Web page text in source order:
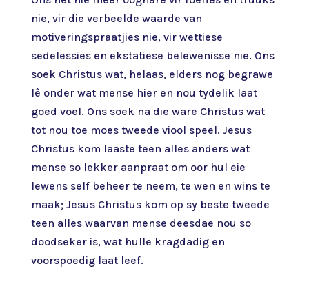
nie, vir die verbeelde waarde van
motiveringspraatjies nie, vir wettiese
sedelessies en ekstatiese belewenisse nie. Ons
soek Christus wat, helaas, elders nog begrawe
lê onder wat mense hier en nou tydelik laat
goed voel. Ons soek na die ware Christus wat
tot nou toe moes tweede viool speel. Jesus
Christus kom laaste teen alles anders wat
mense so lekker aanpraat om oor hul eie
lewens self beheer te neem, te wen en wins te
maak; Jesus Christus kom op sy beste tweede
teen alles waarvan mense deesdae nou so
doodseker is, wat hulle kragdadig en
voorspoedig laat leef.